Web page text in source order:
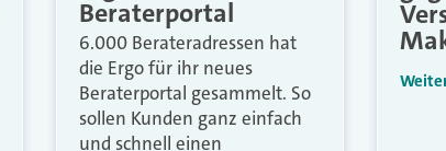
Beraterportal
6.000 Berateradressen hat
die Ergo für ihr neues
Beraterportal gesammelt. So
sollen Kunden ganz einfach
und schnell einen